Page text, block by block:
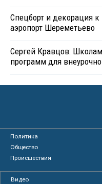
Спецборт и декорация
аэропорт Шереметьево
Сергей Кравцов:
программ для
Политика
Общество
Происшествия
Видео